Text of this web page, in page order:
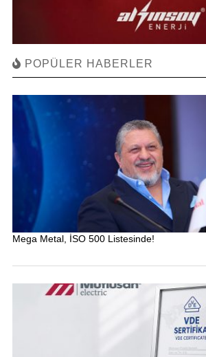
POPÜLER HABERLER
Mega Metal, İSO 500 Listesinde!